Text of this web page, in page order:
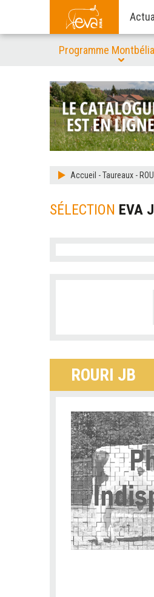
Programme
Accueil -Taureaux -
SÉLECTION EVA
ROURI JB